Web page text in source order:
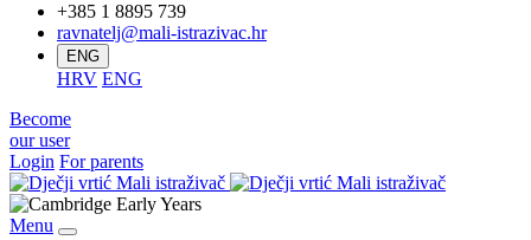
+385 1 8895 739
ravnatelj@mali-istrazivac.hr
ENG
HRV ENG
Become
our user
Login For parents
Menu